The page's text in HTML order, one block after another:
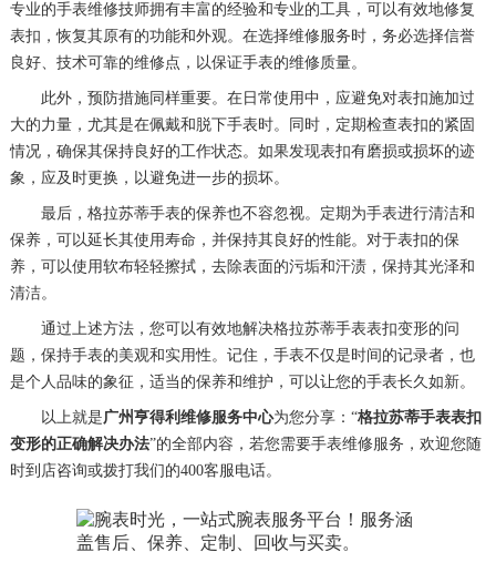
专业的手表维修技师拥有丰富的经验和专业的工具，可以有效地修复
表扣，恢复其原有的功能和外观。在选择维修服务时，务必选择信誉
良好、技术可靠的维修点，以保证手表的维修质量。
此外，预防措施同样重要。在日常使用中，应避免对表扣施加过
大的力量，尤其是在佩戴和脱下手表时。同时，定期检查表扣的紧固
情况，确保其保持良好的工作状态。如果发现表扣有磨损或损坏的迹
象，应及时更换，以避免进一步的损坏。
最后，格拉苏蒂手表的保养也不容忽视。定期为手表进行清洁和
保养，可以延长其使用寿命，并保持其良好的性能。对于表扣的保
养，可以使用软布轻轻擦拭，去除表面的污垢和汗渍，保持其光泽和
清洁。
通过上述方法，您可以有效地解决格拉苏蒂手表表扣变形的问
题，保持手表的美观和实用性。记住，手表不仅是时间的记录者，也
是个人品味的象征，适当的保养和维护，可以让您的手表长久如新。
以上就是广州亨得利维修服务中心为您分享：“格拉苏蒂手表表扣
变形的正确解决办法”的全部内容，若您需要手表维修服务，欢迎您随
时到店咨询或拨打我们的400客服电话。